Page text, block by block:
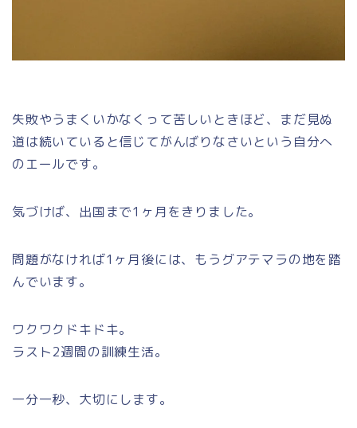
失敗やうまくいかなくって苦しいときほど、まだ見ぬ
道は続いていると信じてがんばりなさいという自分へ
のエールです。
気づけば、出国まで1ヶ月をきりました。
問題がなければ1ヶ月後には、もうグアテマラの地を踏
んでいます。
ワクワクドキドキ。
ラスト2週間の訓練生活。
一分一秒、大切にします。